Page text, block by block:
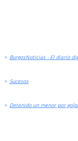
> BurgosNoticias - El diario
> Sucesos
> Detenido un menor por